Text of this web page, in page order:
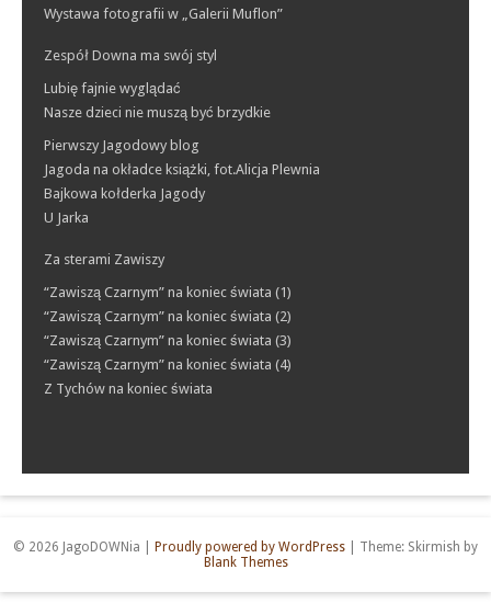
Wystawa fotografii w „Galerii Muflon”
Zespół Downa ma swój styl
Lubię fajnie wyglądać
Nasze dzieci nie muszą być brzydkie
Pierwszy Jagodowy blog
Jagoda na okładce książki, fot.Alicja Plewnia
Bajkowa kołderka Jagody
U Jarka
Za sterami Zawiszy
“Zawiszą Czarnym” na koniec świata (1)
“Zawiszą Czarnym” na koniec świata (2)
“Zawiszą Czarnym” na koniec świata (3)
“Zawiszą Czarnym” na koniec świata (4)
Z Tychów na koniec świata
© 2026 JagoDOWNia Proudly powered by WordPress
Theme: Skirmish by
Blank Themes